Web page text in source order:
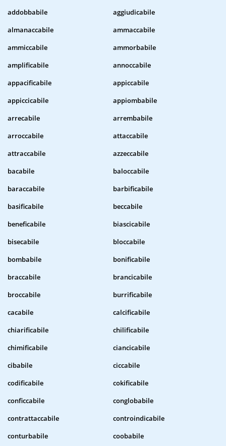
addobbabile
aggiudicabile
almanaccabile
ammaccabile
ammiccabile
ammorbabile
amplificabile
annoccabile
appacificabile
appiccabile
appiccicabile
appiombabile
arrecabile
arrembabile
arroccabile
attaccabile
attraccabile
azzeccabile
bacabile
baloccabile
baraccabile
barbificabile
basificabile
beccabile
beneficabile
biascicabile
bisecabile
bloccabile
bombabile
bonificabile
braccabile
brancicabile
broccabile
burrificabile
cacabile
calcificabile
chiarificabile
chilificabile
chimificabile
ciancicabile
cibabile
ciccabile
codificabile
cokificabile
conficcabile
conglobabile
contrattaccabile
controindicabile
conturbabile
coobabile